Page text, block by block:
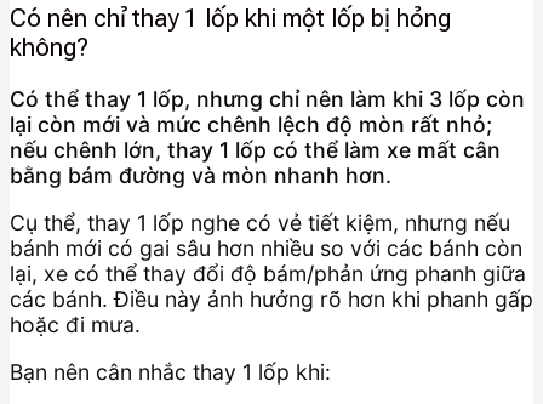
Có nên chỉ thay 1 lốp khi một lốp bị hỏng
không?
Có thể thay 1 lốp, nhưng chỉ nên làm khi 3 lốp còn
lại còn mới và mức chênh lệch độ mòn rất nhỏ;
nếu chênh lớn, thay 1 lốp có thể làm xe mất cân
bằng bám đường và mòn nhanh hơn.
Cụ thể, thay 1 lốp nghe có vẻ tiết kiệm, nhưng nếu
bánh mới có gai sâu hơn nhiều so với các bánh còn
lại, xe có thể thay đổi độ bám/phản ứng phanh giữa
các bánh. Điều này ảnh hưởng rõ hơn khi phanh gấp
hoặc đi mưa.
Bạn nên cân nhắc thay 1 lốp khi: